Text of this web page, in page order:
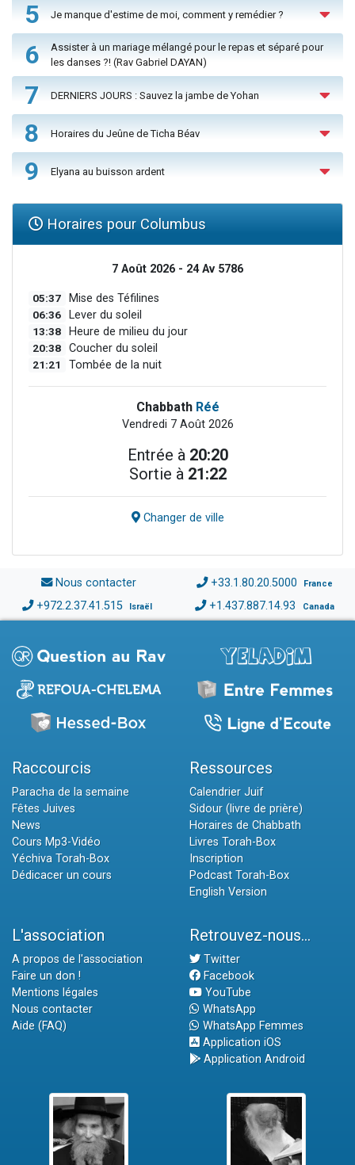
5 Je manque d'estime de moi, comment y remédier ?
6
Assister à un mariage mélangé pour le repas et séparé pour
les danses ?! (Rav Gabriel DAYAN)
7 DERNIERS JOURS : Sauvez la jambe de Yohan
8 Horaires du Jeûne de Ticha Béav
9 Elyana au buisson ardent
Horaires pour Columbus
7 Août 2026 - 24 Av 5786
05:37 Mise des Téfilines
06:36 Lever du soleil
13:38 Heure de milieu du jour
20:38 Coucher du soleil
21:21 Tombée de la nuit
Chabbath Réé
Vendredi 7 Août 2026
Entrée à 20:20
Sortie à 21:22
Changer de ville
Nous contacter +33.1.80.20.5000 France
+972.2.37.41.515 Israël +1.437.887.14.93 Canada
Raccourcis
Paracha de la semaine
Fêtes Juives
News
Cours Mp3-Vidéo
Yéchiva Torah-Box
Dédicacer un cours
Ressources
Calendrier Juif
Sidour (livre de prière)
Horaires de Chabbath
Livres Torah-Box
Inscription
Podcast Torah-Box
English Version
L'association
A propos de l'association
Faire un don !
Mentions légales
Nous contacter
Aide (FAQ)
Retrouvez-nous...
Twitter
Facebook
YouTube
WhatsApp
WhatsApp Femmes
Application iOS
Application Android